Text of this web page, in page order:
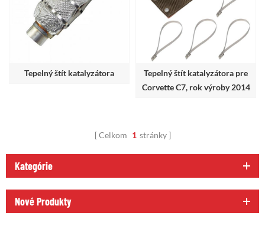
Tepelný štít katalyzátora
Tepelný štít katalyzátora pre
Corvette C7, rok výroby 2014
Celkom 1 stránky
Kategórie
Nové Produkty